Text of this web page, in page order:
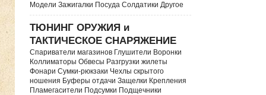
Модели Зажигалки Посуда Солдатики Другое
ТЮНИНГ ОРУЖИЯ и
ТАКТИЧЕСКОЕ СНАРЯЖЕНИЕ
Спариватели магазинов Глушители Воронки
Коллиматоры Обвесы Разгрузки жилеты
Фонари Сумки-рюкзаки Чехлы скрытого
ношения Буферы отдачи Защелки Крепления
Пламегасители Подсумки Подщечники